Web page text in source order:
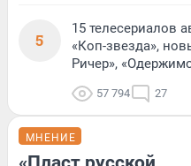
5
15 телесериалов
«Коп-звезда»,
Ричер»,
57 794 27
МНЕНИЕ